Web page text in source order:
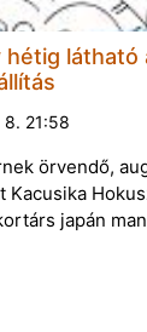
hétig látható
21:58
örvendő,
Kacusika
japán